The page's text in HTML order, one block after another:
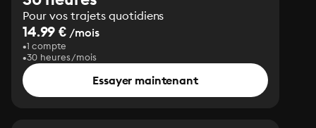
Pour vos trajets quotidiens
14.99 € /mois
1 compte
30 heures/mois
Essayer maintenant